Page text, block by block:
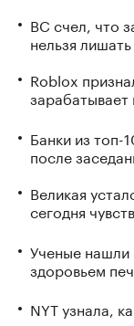
ВС счел, что
нельзя
Roblox
зарабатывает
Банки из топ-
после
Великая
сегодня
Ученые нашли
здоровьем
NYT узнала,